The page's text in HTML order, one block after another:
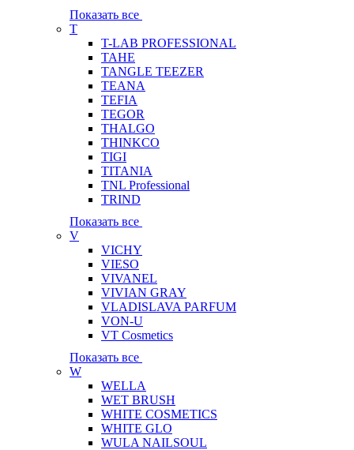
Показать все
T
T-LAB PROFESSIONAL
TAHE
TANGLE TEEZER
TEANA
TEFIA
TEGOR
THALGO
THINKCO
TIGI
TITANIA
TNL Professional
TRIND
Показать все
V
VICHY
VIESO
VIVANEL
VIVIAN GRAY
VLADISLAVA PARFUM
VON-U
VT Cosmetics
Показать все
W
WELLA
WET BRUSH
WHITE COSMETICS
WHITE GLO
WULA NAILSOUL